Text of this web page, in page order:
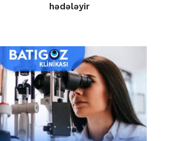
hədələyir